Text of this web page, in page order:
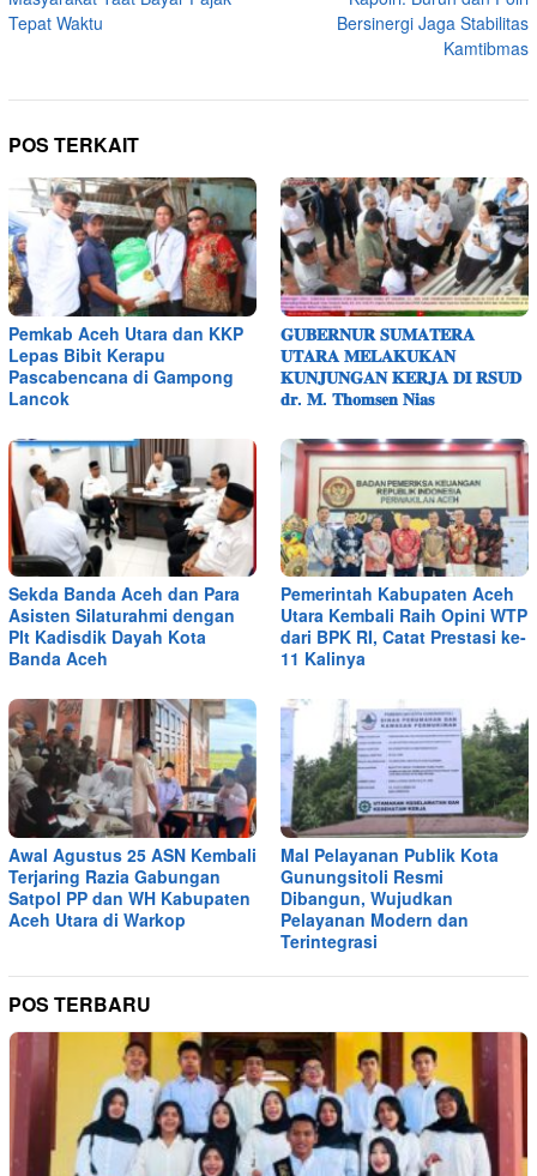
Tepat Waktu
Bersinergi Jaga Stabilitas
Kamtibmas
POS TERKAIT
Pemkab Aceh Utara dan KKP
Lepas Bibit Kerapu
Pascabencana di Gampong
Lancok
𝐆𝐔𝐁𝐄𝐑𝐍𝐔𝐑 𝐒𝐔𝐌𝐀𝐓𝐄𝐑𝐀
𝐔𝐓𝐀𝐑𝐀 𝐌𝐄𝐋𝐀𝐊𝐔𝐊𝐀𝐍
𝐊𝐔𝐍𝐉𝐔𝐍𝐆𝐀𝐍 𝐊𝐄𝐑𝐉𝐀 𝐃𝐈 𝐑𝐒𝐔𝐃
𝐝𝐫. 𝐌. 𝐓𝐡𝐨𝐦𝐬𝐞𝐧 𝐍𝐢𝐚𝐬
Sekda Banda Aceh dan Para
Asisten Silaturahmi dengan
Plt Kadisdik Dayah Kota
Banda Aceh
Pemerintah Kabupaten Aceh
Utara Kembali Raih Opini WTP
dari BPK RI, Catat Prestasi ke-
11 Kalinya
Awal Agustus 25 ASN Kembali
Terjaring Razia Gabungan
Satpol PP dan WH Kabupaten
Aceh Utara di Warkop
Mal Pelayanan Publik Kota
Gunungsitoli Resmi
Dibangun, Wujudkan
Pelayanan Modern dan
Terintegrasi
POS TERBARU